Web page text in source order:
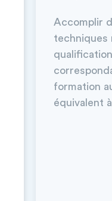
Accomplir
techniques
formation
équivalent